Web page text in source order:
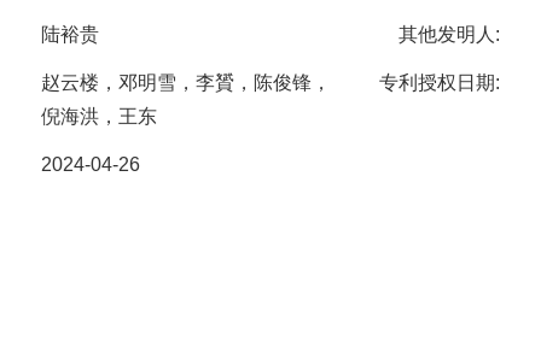
陆裕贵 其他发明人:
赵云楼，邓明雪，李贇，陈俊锋，
倪海洪，王东
专利授权日期:
2024-04-26